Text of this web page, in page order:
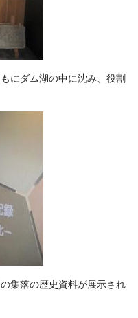
にダム湖の中に沈み、役割
集落の歴史資料が展示され